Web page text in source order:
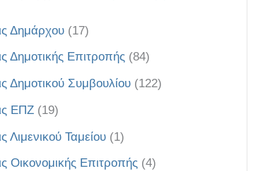
Δημάρχου (17)
Δημοτικής Επιτροπής (84)
Δημοτικού Συμβουλίου (122)
ΕΠΖ (19)
Λιμενικού Ταμείου (1)
Οικονομικής Επιτροπής (4)